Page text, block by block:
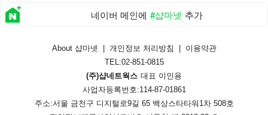
네이버 메인에 #샵마넷 추가
About 샵마넷 개인정보 처리방침
이용약관
TEL:02-851-0815
(주)샵네트웍스 대표 이인용
사업자등록번호:114-87-01861
주소:서울 금천구 디지털로9길 65 백상스타타워1차 508호